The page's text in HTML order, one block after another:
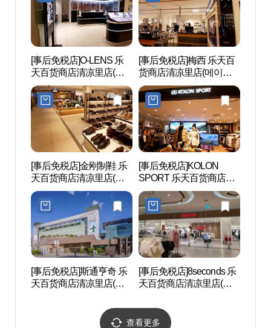
[事后免税店]O-LENS 乐
天百货商店清凉里店(오
렌즈 롯데백화점 청량리
점)
[事后免税店]梅西 乐天百
货商店清凉里店(메이시
스 롯데백화점 청량리점)
[事后免税店]金刚制鞋 乐
天百货商店清凉里店(금
강제화 롯데백화점 청량
리점)
[事后免税店]KOLON
SPORT 乐天百货商店清
凉里店(코오롱스포츠 롯
데백화점 청량리점)
[事后免税店]斯通亨奇 乐
天百货商店清凉里店(스
[事后免税店]8seconds 乐
天百货商店清凉里店(에
량리점)
查看更多